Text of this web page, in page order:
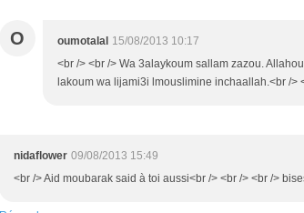
O oumotalal 15/08/2013 10:17
<br /> <br /> Wa 3alaykoum sallam zazou.
lakoum wa lijami3i lmouslimine inchaallah.<br />
nidaflower 09/08/2013 15:49
<br /> Aid moubarak said à toi aussi<br /> <br /> <br />